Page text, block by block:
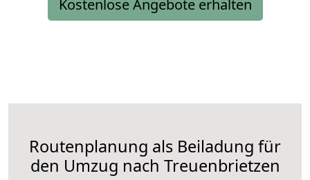
Kostenlose Angebote erhalten
Routenplanung als Beiladung für
den Umzug nach Treuenbrietzen